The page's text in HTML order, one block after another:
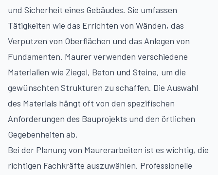
und Sicherheit eines Gebäudes. Sie umfassen
Tätigkeiten wie das Errichten von Wänden, das
Verputzen von Oberflächen und das Anlegen von
Fundamenten. Maurer verwenden verschiedene
Materialien wie Ziegel, Beton und Steine, um die
gewünschten Strukturen zu schaffen. Die Auswahl
des Materials hängt oft von den spezifischen
Anforderungen des Bauprojekts und den örtlichen
Gegebenheiten ab.
Bei der Planung von Maurerarbeiten ist es wichtig, die
richtigen Fachkräfte auszuwählen. Professionelle